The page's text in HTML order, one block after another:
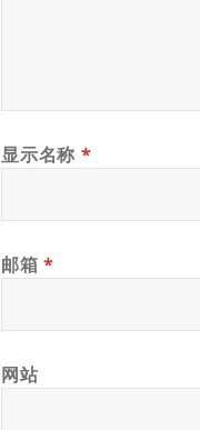
显示名称 *
邮箱*
网站